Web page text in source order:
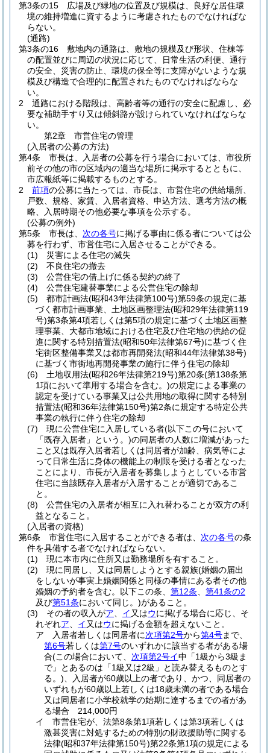
第3条の15
広場及び緑地の位置及び規模は、良好な居住環
境の維持増進に資するように考慮されたものでなければな
らない。
(通路)
第3条の16
敷地内の通路は、敷地の規模及び形状、住棟等
の配置並びに周辺の状況に応じて、日常生活の利便、通行
の安全、災害の防止、環境の保全等に支障がないような規
模及び構造で合理的に配置されたものでなければならな
い。
2
通路における階段は、高齢者等の通行の安全に配慮し、必
要な補助手すり又は傾斜路が設けられていなければならな
い。
第2章
市営住宅の管理
(入居者の公募の方法)
第4条
市長は、入居者の公募を行う場合においては、市役所
前その他の市の区域内の適当な場所に掲示するとともに、
市広報紙等に掲載するものとする。
2
前項の公募に当たっては、市長は、市営住宅の供給場所、
戸数、規格、家賃、入居者資格、申込方法、選考方法の概
略、入居時期その他必要な事項を公示する。
(公募の例外)
第5条
市長は、 次の各号に掲げる事由に係る者については公
募を行わず、市営住宅に入居させることができる。
(1)
災害による住宅の滅失
(2)
不良住宅の撤去
(3)
公営住宅の借上げに係る契約の終了
(4)
公営住宅建替事業による公営住宅の除却
(5)
都市計画法(昭和43年法律第100号)第59条の規定に基
づく都市計画事業、土地区画整理法(昭和29年法律第119
号)第3条第4項若しくは第5項の規定に基づく土地区画整
理事業、大都市地域における住宅及び住宅地の供給の促
進に関する特別措置法(昭和50年法律第67号)に基づく住
宅街区整備事業又は都市再開発法(昭和44年法律第38号)
に基づく市街地再開発事業の施行に伴う住宅の除却
(6)
土地収用法(昭和26年法律第219号)第20条(第138条第
1項において準用する場合を含む。)の規定による事業の
認定を受けている事業又は公共用地の取得に関する特別
措置法(昭和36年法律第150号)第2条に規定する特定公共
事業の執行に伴う住宅の除却
(7)
現に公営住宅に入居している者(以下この号において
「既存入居者」という。)の同居者の人数に増減があった
こと又は既存入居者若しくは同居者が加齢、病気等によ
って日常生活に身体の機能上の制限を受ける者となった
ことにより、市長が入居者を募集しようとしている市営
住宅に当該既存入居者が入居することが適切であるこ
と。
(8)
公営住宅の入居者が相互に入れ替わることが双方の利
益となること。
(入居者の資格)
第6条
市営住宅に入居することができる者は、 次の各号の条
件を具備する者でなければならない。
(1)
現に本市内に住所又は勤務場所を有すること。
(2)
現に同居し、又は同居しようとする親族(婚姻の届出
をしないが事実上婚姻関係と同様の事情にある者その他
婚姻の予約者を含む。以下この条、 第12条
第41条の2
及び第51条において同じ。)があること。
(3)
その者の収入がア イ 又はウに掲げる場合に応じ、そ
れぞれア イ 又はウに掲げる金額を超えないこと。
ア
入居者若しくは同居者に次項第2号から第4号まで、
第6号若しくは第7号のいずれかに該当する者がある場
合(この場合において、 次項第2号イ中「1級から3級ま
で」とあるのは「1級又は2級」と読み替えるものとす
る。) 、入居者が60歳以上の者であり、かつ、同居者の
いずれもが60歳以上若しくは18歳未満の者である場合
又は同居者に小学校就学の始期に達するまでの者があ
る場合 214,000円
イ
市営住宅が、法第8条第1項若しくは第3項若しくは
激甚災害に対処するための特別の財政援助等に関する
法律(昭和37年法律第150号)第22条第1項の規定による